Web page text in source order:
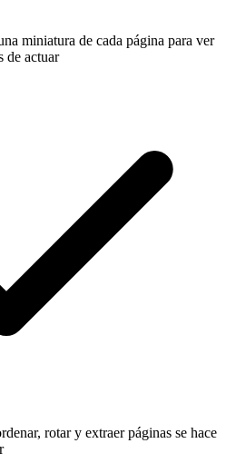
miniatura de cada página para ver
de actuar
rotar y extraer páginas se hace